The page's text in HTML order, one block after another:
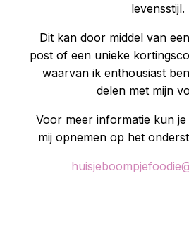
levensstijl.
Dit kan door middel van
post of een unieke
waarvan ik enthousiast
delen met mijn
Voor meer informatie kun
mij opnemen op het